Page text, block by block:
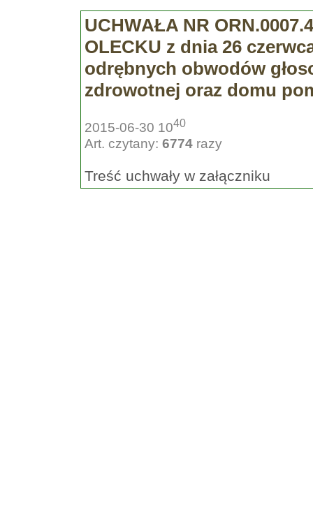
UCHWAŁA NR
OLECKU z dnia 26
odrębnych obwodów
zdrowotnej oraz domu
2015-06-30 1040
Art. czytany: 6774 razy
Treść uchwały w załączniku